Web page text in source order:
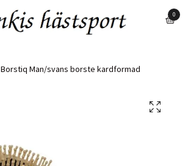
0
Borstiq Man/svans borste kardformad